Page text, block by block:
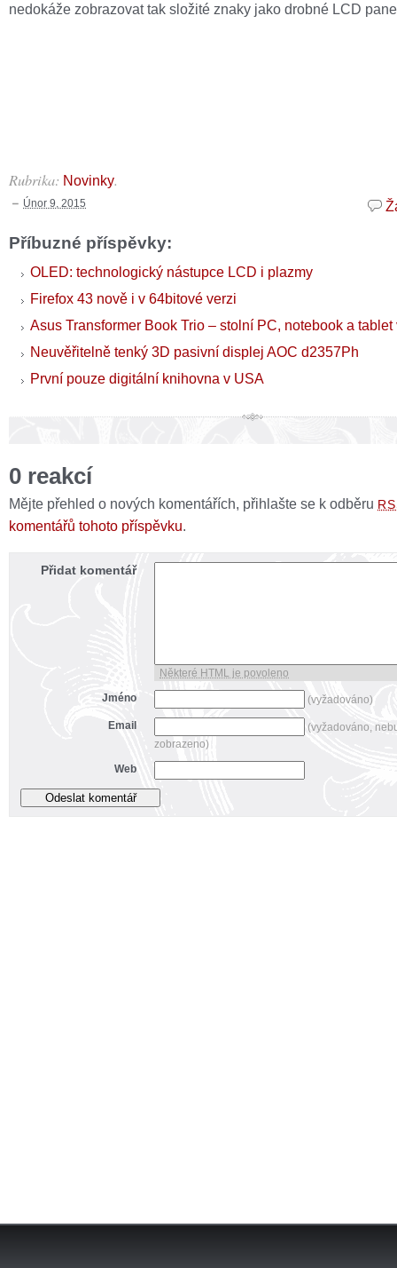
nedokáže zobrazovat tak složité znaky jako drobné LCD
Rubrika: Novinky.
Únor 9, 2015
Příbuzné příspěvky:
OLED: technologický nástupce LCD i plazmy
Firefox 43 nově i v 64bitové verzi
Asus Transformer Book Trio – stolní PC, notebook a tablet
Neuvěřitelně tenký 3D pasivní displej AOC d2357Ph
První pouze digitální knihovna v USA
0 reakcí
Mějte přehled o nových komentářích, přihlašte se k odběru
komentářů tohoto příspěvku.
Přidat komentář
Některé HTML je povoleno
Jméno
(vyžadováno)
Email
(vyžadováno,
zobrazeno)
Web